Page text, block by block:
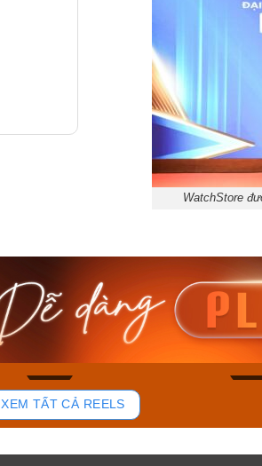
WatchStore
39
Casio Nam MTS-
RS100L-1AVDF
4.276.000₫
3.634.600₫
Casio
230EL-
Mua
XEM TẤT CẢ REELS